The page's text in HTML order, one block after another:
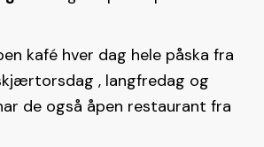
kafé hver dag hele påska fra
, langfredag og
de også åpen restaurant fra